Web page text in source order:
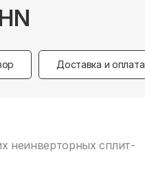
Доставка и оплата
неинверторных сплит-